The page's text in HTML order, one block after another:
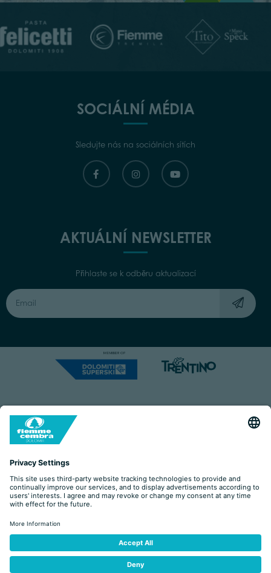
SOCIÁLNÍ MÉDIA
Sledujte nás na sociálních sítích
AKTUÁLNÍ NEWSLETTER
Přihlaste se k odběru aktualizací
Capitale Sociale: Euro 220.000,00 | VAT: 01901280220
COOKIES IMPRINT